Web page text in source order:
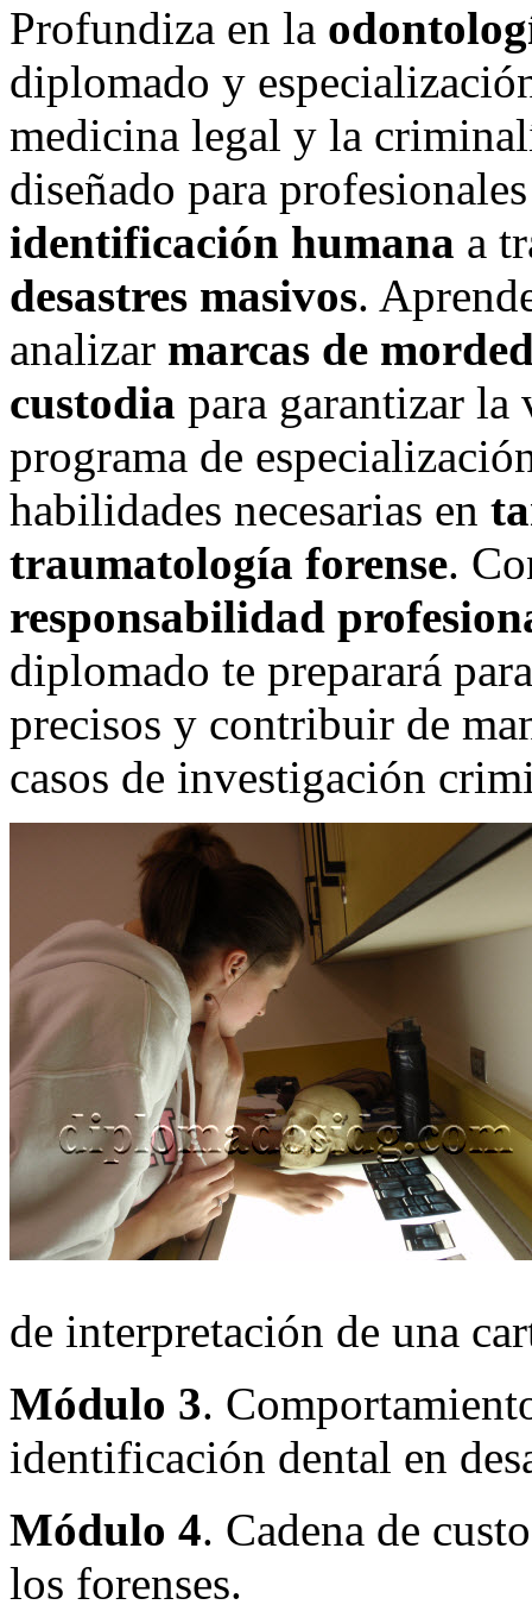
Profundiza en la
diplomado y
medicina legal y la
diseñado para
identificación humana a
desastres masivos.
analizar marcas de
custodia para garantizar la
programa de
habilidades necesarias en
traumatología forense.
responsabilidad
diplomado te preparará
precisos y contribuir de
casos de investigación
de interpretación de una
Módulo 3.
identificación dental en
Módulo 4. Cadena de
los forenses.